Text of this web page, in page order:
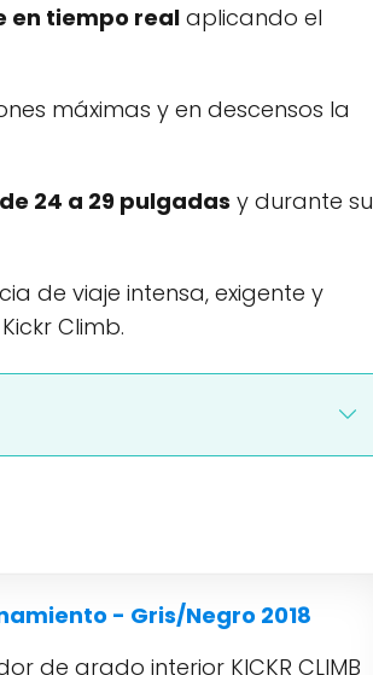
en tiempo realaplicando el
máximas y en descensos la
24 a 29 pulgadas y durante su
de viaje intensa, exigente y
Climb.
- Gris/Negro 2018
de grado interior KICKR CLIMB